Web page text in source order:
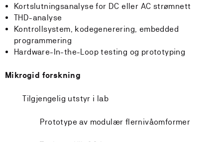
Kortslutningsanalyse for DC eller AC strømnett
THD-analyse
Kontrollsystem, kodegenerering, embedded
programmering
Hardware-In-the-Loop testing og prototyping
Mikrogid forskning
Tilgjengelig utstyr i lab
Prototype av modulær flernivåomformer